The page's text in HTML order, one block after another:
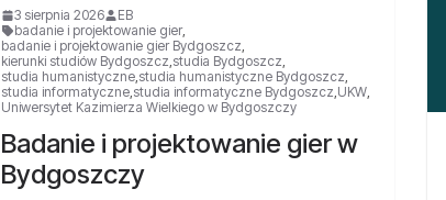
3 sierpnia 2026
EB
badanie i projektowanie gier,
badanie i projektowanie gier Bydgoszcz
kierunki studiów Bydgoszcz studia Bydgoszcz
studia humanistyczne, studia humanistyczne Bydgoszcz
studia informatyczne, studia informatyczne Bydgoszcz UKW,
Uniwersytet Kazimierza Wielkiego w Bydgoszczy
Badanie i projektowanie gier w
Bydgoszczy